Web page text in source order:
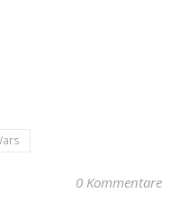
0 Kommentare